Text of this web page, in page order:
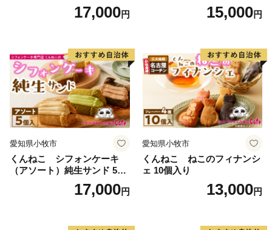
・マイナンバーカードをお持ちの方は、自治体マイペー
ジよりお手続きが可能です。
https://mypg.jp/auth/login/
※アカウントの登録が必要になります。
【ワンストップ受付書】
・ワンストップ特例申請書を返送いただき、受理を完了
した段階で、ご登録いただいたメールアドレス宛に受付
完了メールを送信します。
・国（総務省）からの要請に基づき、平成29年6月よ
17,000円 15,000円
愛知県小牧市
くんねこ シフォンケーキ
（アソート）純生サンド 5個
17,000円
愛知県小牧市
くんねこ ねこのフィナンシ
ェ 10個入り
13,000円